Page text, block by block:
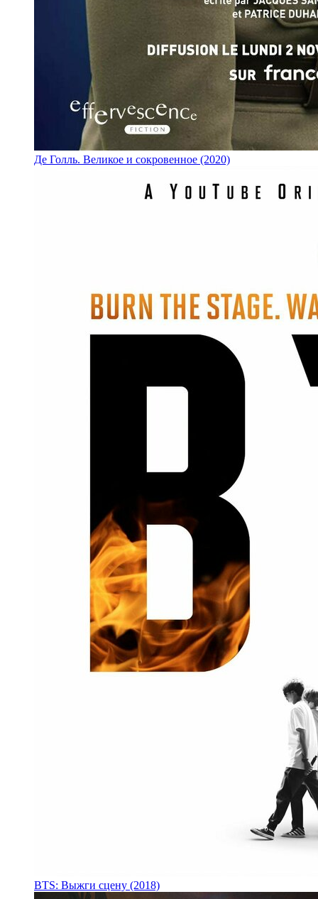
Де Голль. Великое и сокровенное (2020)
BTS: Выжги сцену (2018)